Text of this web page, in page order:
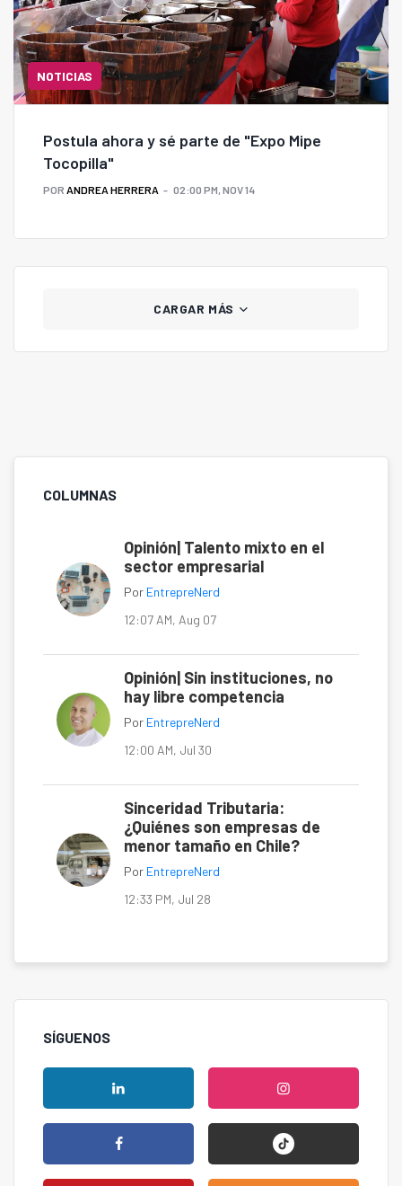
NOTICIAS
Postula ahora y sé parte de "Expo Mipe
Tocopilla"
POR ANDREA HERRERA 02:00 PM, NOV 14
CARGAR MÁS
COLUMNAS
Opinión| Talento mixto en el
sector empresarial
Por EntrepreNerd
12:07 AM, Aug 07
Opinión| Sin instituciones, no
hay libre competencia
Por EntrepreNerd
12:00 AM, Jul 30
Sinceridad Tributaria:
¿Quiénes son empresas de
menor tamaño en Chile?
Por EntrepreNerd
12:33 PM, Jul 28
SÍGUENOS